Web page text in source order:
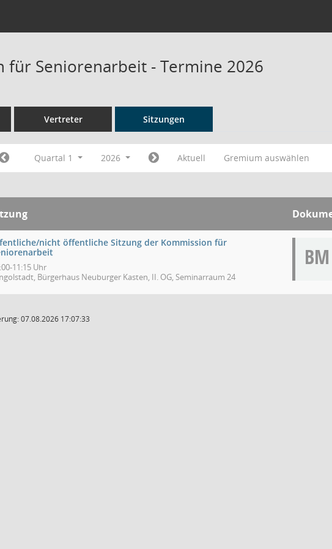
für Seniorenarbeit - Termine 2026
Vertreter Sitzungen
Quartal 1 2026 Aktuell Gremium auswählen
nicht öffentliche Sitzung der Kommission für
11:15 Uhr
Bürgerhaus Neuburger Kasten, II. OG, Seminarraum 24
BM
07.08.2026 17:07:33